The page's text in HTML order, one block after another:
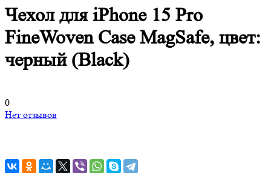
Чехол для iPhone 15 Pro
FineWoven Case MagSafe, цвет:
черный (Black)
0
Нет отзывов